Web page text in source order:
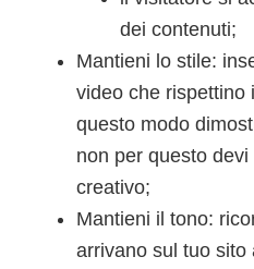
dei contenuti;
Mantieni lo stile:
video che rispettino
questo modo
non per questo devi
creativo;
Mantieni il tono:
arrivano sul tuo sito